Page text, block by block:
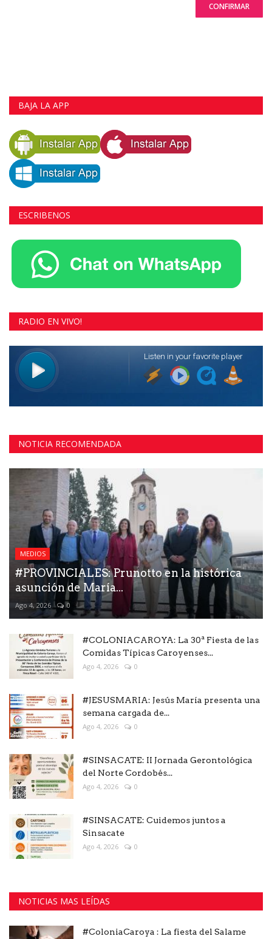
CONFIRMAR
BAJA LA APP
ESCRIBENOS
RADIO EN VIVO!
NOTICIA RECOMENDADA
MEDIOS
#PROVINCIALES: Prunotto en la histórica
asunción de María...
Ago 4, 2026 0
#COLONIACAROYA: La 30ª Fiesta de las
Comidas Típicas Caroyenses...
Ago 4, 2026 0
#JESUSMARIA: Jesús María presenta una
semana cargada de...
Ago 4, 2026 0
#SINSACATE: II Jornada Gerontológica
del Norte Cordobés...
Ago 4, 2026 0
#SINSACATE: Cuidemos juntos a
Sinsacate
Ago 4, 2026 0
NOTICIAS MAS LEÍDAS
#ColoniaCaroya : La fiesta del Salame